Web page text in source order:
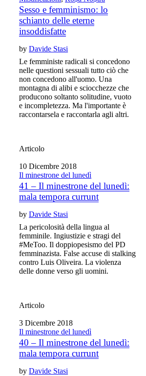
Sesso e femminismo: lo
schianto delle eterne
insoddisfatte
byDavide Stasi
Le femministe radicali si concedono
nelle questioni sessuali tutto ciò che
non concedono all'uomo. Una
montagna di alibi e sciocchezze che
producono soltanto solitudine, vuoto
e incompletezza. Ma l'importante è
raccontarsela e raccontarla agli altri.
Articolo
10 Dicembre 2018
Il minestrone del lunedì
41 – Il minestrone del lunedì:
mala tempora currunt
byDavide Stasi
La pericolosità della lingua al
femminile. Ingiustizie e stragi del
#MeToo. Il doppiopesismo del PD
femminazista. False accuse di stalking
contro Luis Oliveira. La violenza
delle donne verso gli uomini.
Articolo
3 Dicembre 2018
Il minestrone del lunedì
40 – Il minestrone del lunedì:
mala tempora currunt
byDavide Stasi